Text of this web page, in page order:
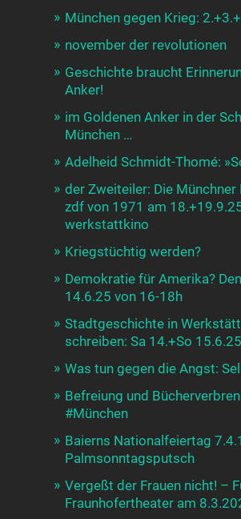
München gegen Krieg:
november der revolutionen
Geschichte braucht
Anker!
im Goldenen Anker in der
München …
Adelheid Schmidt-Thomé:
der Zweiteiler: Die
zdf von 1971 am
werkstattkino
Kriegstüchtig werden?
Demokratie für Amerika?
14.6.25 von 16-18h
Stadtgeschichte in
schreiben: Sa 14.+So
Was tun gegen die Angst:
Befreiung und
#München
Baierns Nationalfeiertag
Palmsonntagsputsch
Vergeßt der Frauen nicht! –
Fraunhofertheater am